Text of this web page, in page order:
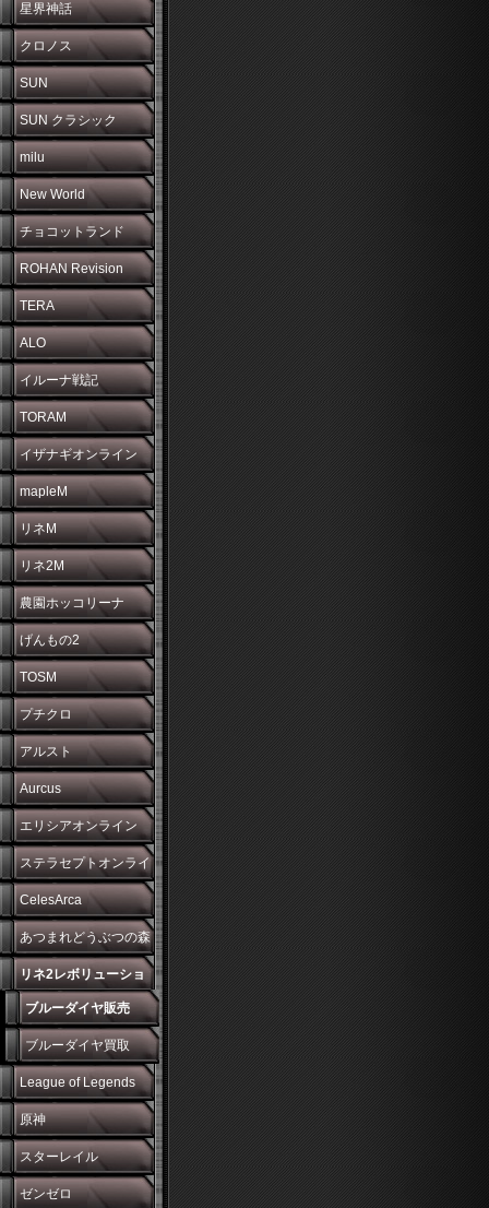
星界神話
クロノス
SUN
SUN クラシック
milu
New World
チョコットランド
ROHAN Revision
TERA
ALO
イルーナ戦記
TORAM
イザナギオンライン
mapleM
リネM
リネ2M
農園ホッコリーナ
げんもの2
TOSM
プチクロ
アルスト
Aurcus
エリシアオンライン
ステラセプトオンライ
ン
CelesArca
あつまれどうぶつの森
リネ2レボリューショ
ンブルーダイヤ販売
ブルーダイヤ買取
League of Legends
原神
スターレイル
ゼンゼロ